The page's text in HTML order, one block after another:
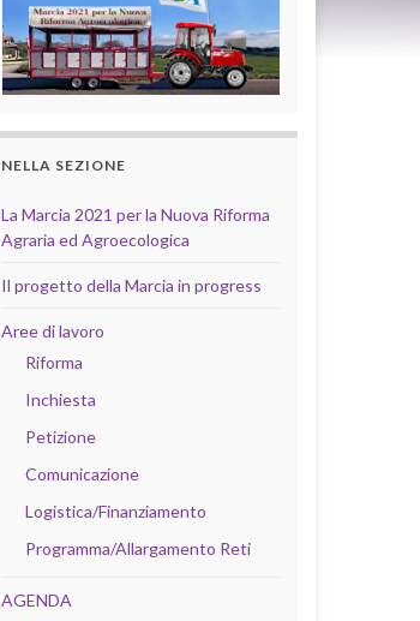
NELLA SEZIONE
La Marcia 2021 per la Nuova Riforma
Agraria ed Agroecologica
Il progetto della Marcia in progress
Aree di lavoro
Riforma
Inchiesta
Petizione
Comunicazione
Logistica/Finanziamento
Programma/Allargamento Reti
AGENDA